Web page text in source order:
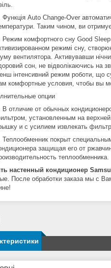
Функція Auto Change-Over
Таким чином, ви
Режим комфортного сну Good Sleep
режимі сну,
вентилятора. Активувавши
сон, не відволікаючись на
інтенсивний режим роботи, що
комфортные условия, чтобы вы
опции
В отличие от обычных
установленным на
и с усилием извлекать фильтр.
Теплообменник покрыт
защищая его от
теплообменника.
настенный кондиционер
После обработки заказа мы с